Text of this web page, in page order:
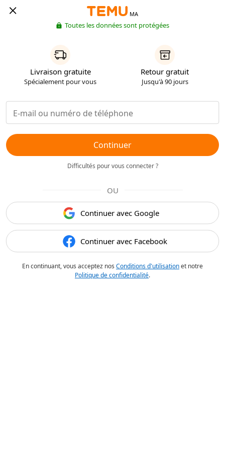
MA
Toutes les données sont protégées
Livraison gratuite
Spécialement pour vous
Retour gratuit
Jusqu'à 90 jours
Continuer
Difficultés pour vous connecter ?
OU
Continuer avec Google
Continuer avec Facebook
En continuant, vous acceptez nos Conditions d'utilisationet notre
Politique de confidentialité.